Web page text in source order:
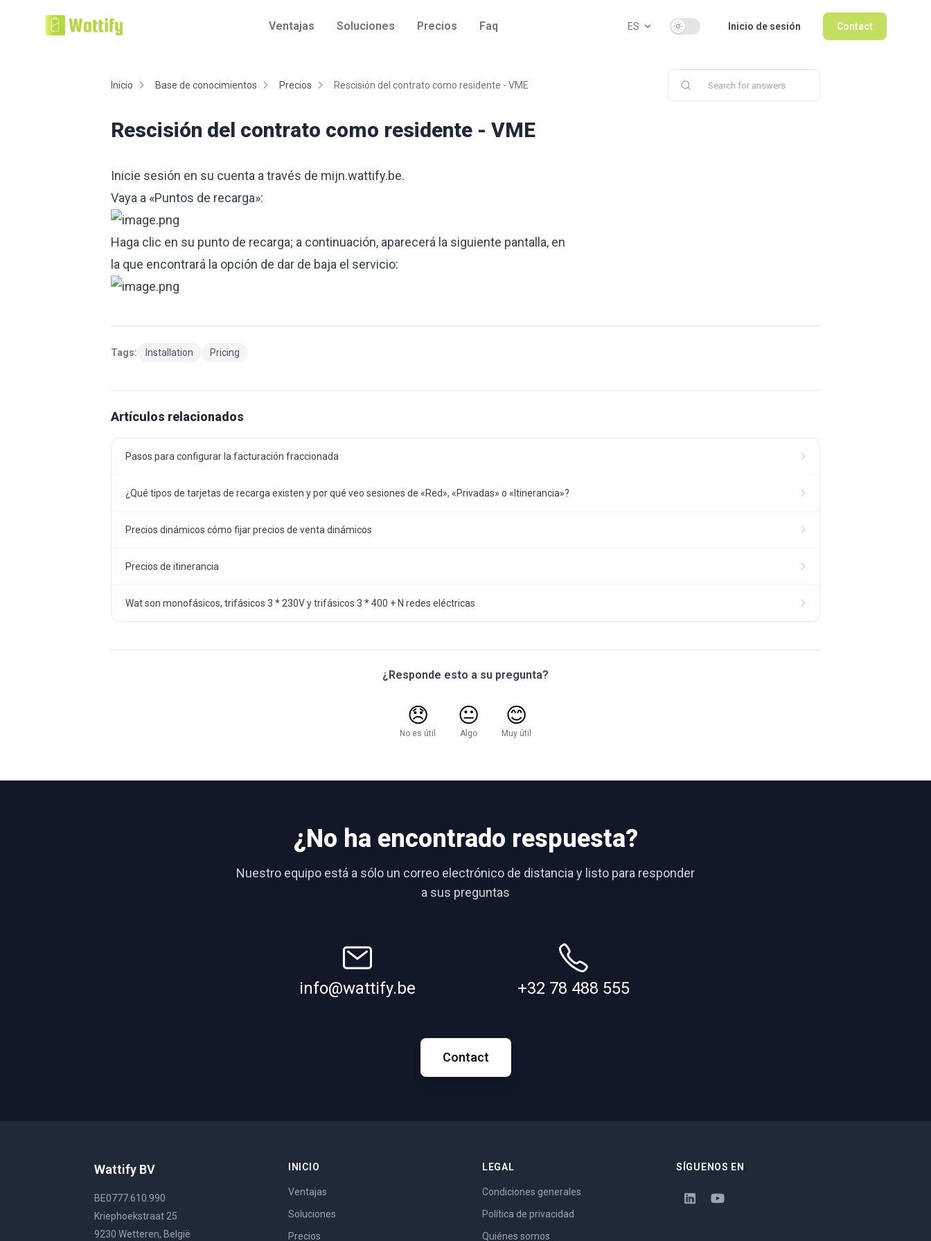
Ventajas Soluciones Precios Faq ES Use setting Inicio de sesión Contact
Inicio Base de conocimientos Precios Rescisión del contrato como residente - VME
Rescisión del contrato como residente - VME
Inicie sesión en su cuenta a través de mijn.wattify.be.
Vaya a «Puntos de recarga»:
Haga clic en su punto de recarga; a continuación, aparecerá la siguiente pantalla, en
la que encontrará la opción de dar de baja el servicio:
Tags: Installation Pricing
Artículos relacionados
Pasos para configurar la facturación fraccionada
¿Qué tipos de tarjetas de recarga existen y por qué veo sesiones de «Red», «Privadas» o «Itinerancia»?
Precios dinámicos cómo fijar precios de venta dinámicos
Precios de itinerancia
Wat son monofásicos, trifásicos 3 * 230V y trifásicos 3 * 400 + N redes eléctricas
¿Responde esto a su pregunta?
😞
No es útil
😐
Algo
😊
Muy útil
¿No ha encontrado respuesta?
Nuestro equipo está a sólo un correo electrónico de distancia y listo para responder
a sus preguntas
info@wattify.be +32 78 488 555
Contact
Wattify BV
BE0777.610.990
Kriephoekstraat 25
9230 Wetteren, België
INICIO
Ventajas
Soluciones
Precios
LEGAL
Condiciones generales
Política de privacidad
Quiénes somos
SÍGUENOS EN